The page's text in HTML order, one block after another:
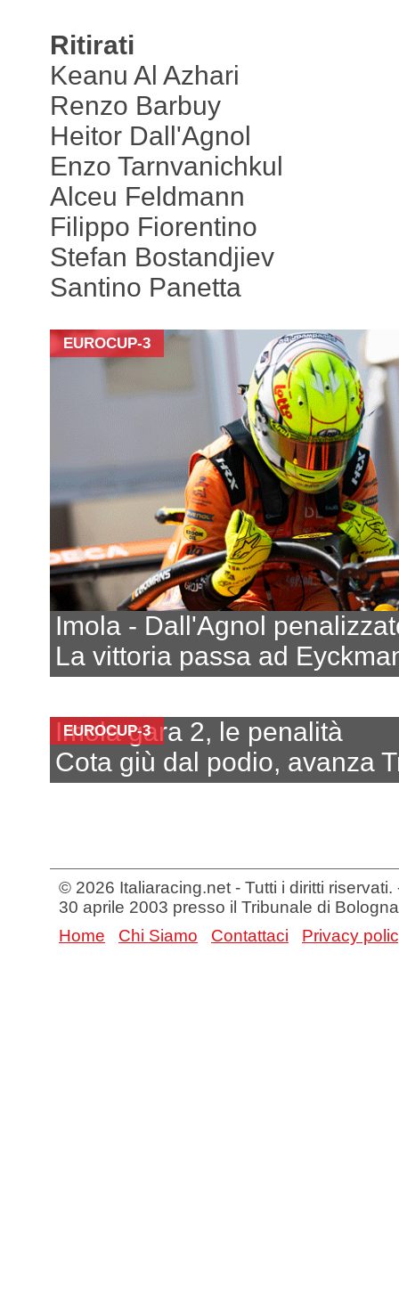
Ritirati
Keanu Al Azhari
Renzo Barbuy
Heitor Dall'Agnol
Enzo Tarnvanichkul
Alceu Feldmann
Filippo Fiorentino
Stefan Bostandjiev
Santino Panetta
EUROCUP-3
Imola - Dall'Agnol
La vittoria passa ad
EUROCUP-3
Imola gara 2, le penalità
Cota giù dal podio, avanza
© 2026 Italiaracing.net - Tutti i diritti
30 aprile 2003 presso il Tribunale di Bologna
Home
Chi Siamo Contattaci Privacy